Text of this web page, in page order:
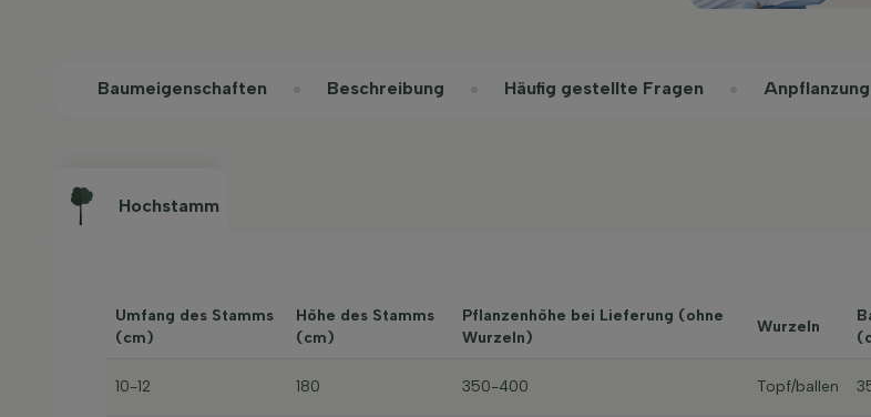
Baum­eigen­schaften Beschreibung Häufig gestellte Fragen
Hochstamm
Umfang des Stamms
(cm)
Höhe des Stamms
(cm)
Pflanzenhöhe bei Lieferung (ohne
Wurzeln)
Wurzeln
10-12 180 350-400 Topf/ballen